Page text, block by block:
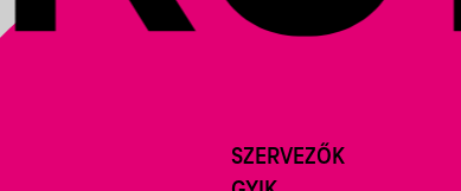
SZERVEZŐK